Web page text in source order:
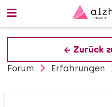
Zurück
Forum
Erfahrungen